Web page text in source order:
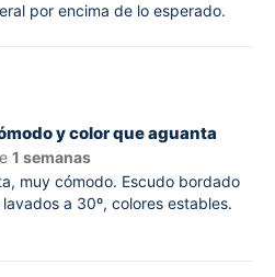
por encima de lo esperado.
y color que aguanta
1 semanas
muy cómodo. Escudo bordado
a 30º, colores estables.